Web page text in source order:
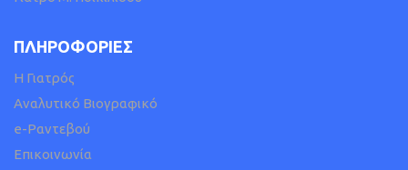
ΠΛΗΡΟΦΟΡΙΕΣ
H Γιατρός
Αναλυτικό Βιογραφικό
e-Ραντεβού
Επικοινωνία